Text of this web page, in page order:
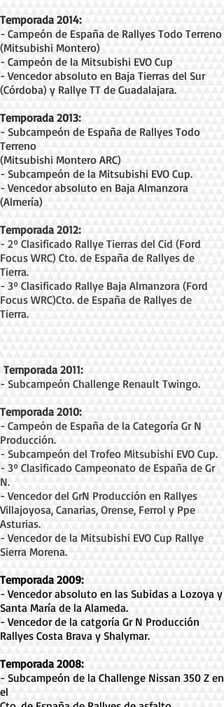
Temporada 2014:
- Campeón de España de Rallyes Todo Terreno
(Mitsubishi Montero)
- Campeón de la Mitsubishi EVO Cup
- Vencedor absoluto en Baja Tierras del Sur
(Córdoba) y Rallye TT de Guadalajara.
Temporada 2013:
- Subcampeón de España de Rallyes Todo
Terreno
(Mitsubishi Montero ARC)
- Subcampeón de la Mitsubishi EVO Cup.
- Vencedor absoluto en Baja Almanzora
(Almería)
Temporada 2012:
- 2º Clasificado Rallye Tierras del Cid (Ford
Focus WRC) Cto. de España de Rallyes de
Tierra.
- 3º Clasificado Rallye Baja Almanzora (Ford
Focus WRC)Cto. de España de Rallyes de
Tierra.
Temporada 2011:
- Subcampeón Challenge Renault Twingo.
Temporada 2010:
- Campeón de España de la Categoría Gr N
Producción.
- Subcampeón del Trofeo Mitsubishi EVO Cup.
- 3º Clasificado Campeonato de España de Gr
N.
- Vencedor del GrN Producción en Rallyes
Villajoyosa, Canarias, Orense, Ferrol y Ppe
Asturias.
- Vencedor de la Mitsubishi EVO Cup Rallye
Sierra Morena.
Temporada 2009:
- Vencedor absoluto en las Subidas a Lozoya y
Santa María de la Alameda.
- Vencedor de la catgoría Gr N Producción
Rallyes Costa Brava y Shalymar.
Temporada 2008:
- Subcampeón de la Challenge Nissan 350 Z en
el